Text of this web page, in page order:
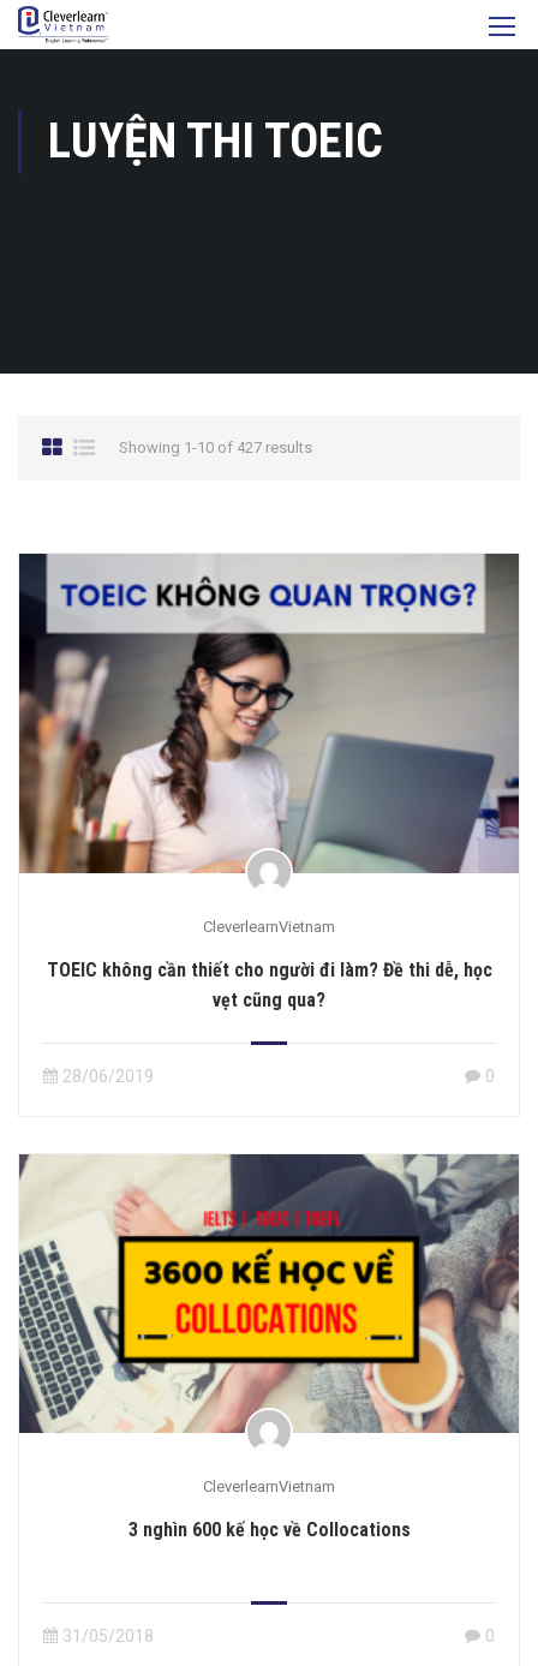
LUYỆN THI TOEIC
Showing 1-10 of 427 results
CleverlearnVietnam
TOEIC không cần thiết cho người đi làm? Đề thi dễ, học
vẹt cũng qua?
28/06/2019 0
CleverlearnVietnam
3 nghìn 600 kế học về Collocations
31/05/2018 0